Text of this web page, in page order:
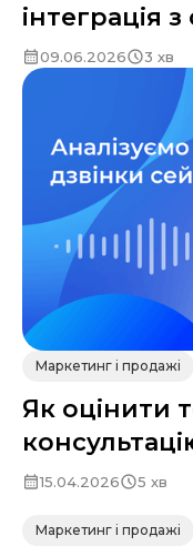
інтеграція
09.06.2026 3 хв
Маркетинг і продажі
Як оцінити
15.04.2026 5 хв
Маркетинг і продажі